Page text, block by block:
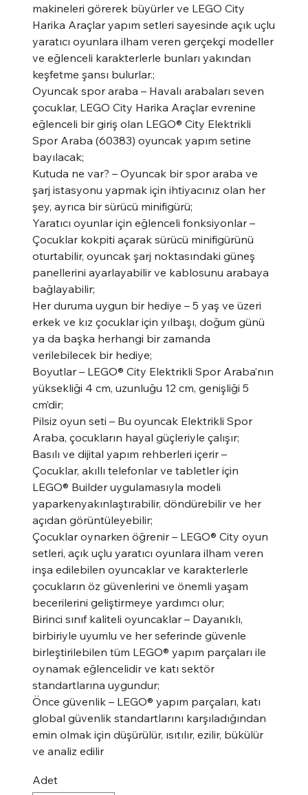
makineleri görerek büyürler ve LEGO City
Harika Araçlar yapım setleri sayesinde açık uçlu
yaratıcı oyunlara ilham veren gerçekçi modeller
ve eğlenceli karakterlerle bunları yakından
keşfetme şansı bulurlar.;
Oyuncak spor araba – Havalı arabaları seven
çocuklar, LEGO City Harika Araçlar evrenine
eğlenceli bir giriş olan LEGO® City Elektrikli
Spor Araba (60383) oyuncak yapım setine
bayılacak;
Kutuda ne var? – Oyuncak bir spor araba ve
şarj istasyonu yapmak için ihtiyacınız olan her
şey, ayrıca bir sürücü minifigürü;
Yaratıcı oyunlar için eğlenceli fonksiyonlar –
Çocuklar kokpiti açarak sürücü minifigürünü
oturtabilir, oyuncak şarj noktasındaki güneş
panellerini ayarlayabilir ve kablosunu arabaya
bağlayabilir;
Her duruma uygun bir hediye – 5 yaş ve üzeri
erkek ve kız çocuklar için yılbaşı, doğum günü
ya da başka herhangi bir zamanda
verilebilecek bir hediye;
Boyutlar – LEGO® City Elektrikli Spor Araba’nın
yüksekliği 4 cm, uzunluğu 12 cm, genişliği 5
cm’dir;
Pilsiz oyun seti – Bu oyuncak Elektrikli Spor
Araba, çocukların hayal güçleriyle çalışır;
Basılı ve dijital yapım rehberleri içerir –
Çocuklar, akıllı telefonlar ve tabletler için
LEGO® Builder uygulamasıyla modeli
yaparkenyakınlaştırabilir, döndürebilir ve her
açıdan görüntüleyebilir;
Çocuklar oynarken öğrenir – LEGO® City oyun
setleri, açık uçlu yaratıcı oyunlara ilham veren
inşa edilebilen oyuncaklar ve karakterlerle
çocukların öz güvenlerini ve önemli yaşam
becerilerini geliştirmeye yardımcı olur;
Birinci sınıf kaliteli oyuncaklar – Dayanıklı,
birbiriyle uyumlu ve her seferinde güvenle
birleştirilebilen tüm LEGO® yapım parçaları ile
oynamak eğlencelidir ve katı sektör
standartlarına uygundur;
Önce güvenlik – LEGO® yapım parçaları, katı
global güvenlik standartlarını karşıladığından
emin olmak için düşürülür, ısıtılır, ezilir, bükülür
ve analiz edilir
Adet